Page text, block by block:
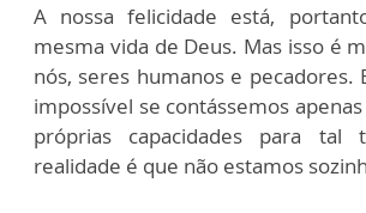
A nossa felicidade está,
mesma vida de Deus. Mas isso é
nós, seres humanos e pecadores.
impossível se contássemos
próprias capacidades para tal
realidade é que não estamos